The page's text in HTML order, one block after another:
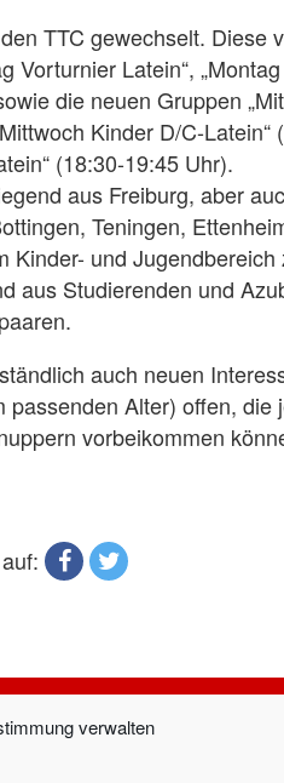
verwalten
TTC gewechselt. Diese
Vorturnier Latein“,
die neuen Gruppen
Kinder D/C-Latein“
(18:30-19:45 Uhr).
aus Freiburg, aber
Teningen,
Kinder- und Jugendbereich
aus Studierenden und
auch neuen
Alter) offen, die
vorbeikommen
Newsletter: Hier